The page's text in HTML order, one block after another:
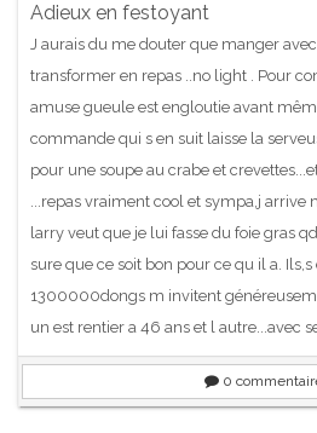
Adieux en festoyant
J aurais du me douter que manger
transformer en repas ..no light . Pour
amuse gueule est engloutie avant
commande qui s en suit laisse la
pour une soupe au crabe et
...repas vraiment cool et sympa,j
larry veut que je lui fasse du foie gras
sure que ce soit bon pour ce qu il a.
1300000dongs m invitent
un est rentier a 46 ans et l autre...avec
0